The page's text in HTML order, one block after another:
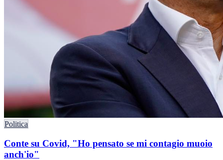
Politica
Conte su Covid, "Ho pensato se mi contagio muoio
anch'io"